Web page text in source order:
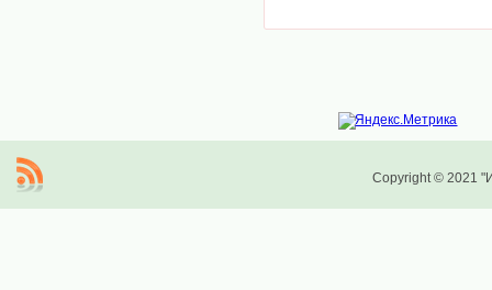
Copyright © 2021